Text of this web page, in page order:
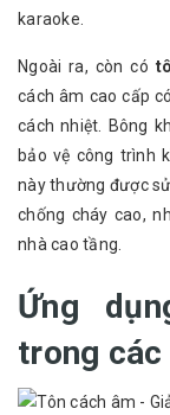
karaoke.
Ngoài ra, còn có
cách âm cao cấp
cách nhiệt. Bông
bảo vệ công trình
này thường được
chống cháy cao,
nhà cao tầng.
Ứng
trong